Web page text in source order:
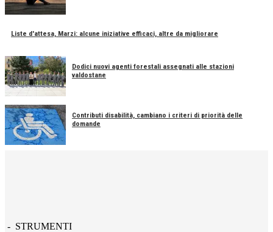
Liste d'attesa, Marzi: alcune iniziative efficaci, altre da migliorare
Dodici nuovi agenti forestali assegnati alle stazioni
valdostane
Contributi disabilità, cambiano i criteri di priorità delle
domande
- STRUMENTI